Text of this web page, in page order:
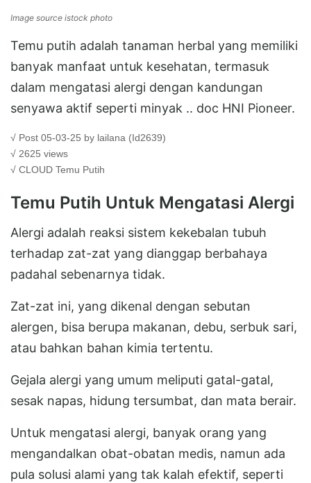
Image source istock photo
Temu putih adalah tanaman herbal yang memiliki
banyak manfaat untuk kesehatan, termasuk
dalam mengatasi alergi dengan kandungan
senyawa aktif seperti minyak .. doc HNI Pioneer.
√ Post 05-03-25 by lailana (Id2639)
√ 2625 views
√ CLOUD Temu Putih
Temu Putih Untuk Mengatasi Alergi
Alergi adalah reaksi sistem kekebalan tubuh
terhadap zat-zat yang dianggap berbahaya
padahal sebenarnya tidak.
Zat-zat ini, yang dikenal dengan sebutan
alergen, bisa berupa makanan, debu, serbuk sari,
atau bahkan bahan kimia tertentu.
Gejala alergi yang umum meliputi gatal-gatal,
sesak napas, hidung tersumbat, dan mata berair.
Untuk mengatasi alergi, banyak orang yang
mengandalkan obat-obatan medis, namun ada
pula solusi alami yang tak kalah efektif, seperti